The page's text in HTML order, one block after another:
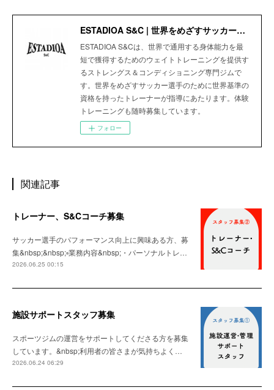
ESTADIOA S&C | 世界をめざすサッカー選手のためのStrength＆Conditioning Gym
ESTADIOA S&Cは、世界で通用する身体能力を最
短で獲得するためのウェイトトレーニングを提供す
るストレングス＆コンディショニング専門ジムで
す。世界をめざすサッカー選手のために世界基準の
資格を持ったトレーナーが指導にあたります。体験
トレーニングも随時募集しています。
フォロー
関連記事
トレーナー、S&Cコーチ募集
サッカー選手のパフォーマンス向上に興味ある方、募
集&nbsp;&nbsp;▫️業務内容&nbsp;・パーソナルトレ…
2026.06.25 00:15
施設サポートスタッフ募集
スポーツジムの運営をサポートしてくださる方を募集
しています。&nbsp;利用者の皆さまが気持ちよく…
2026.06.24 06:29